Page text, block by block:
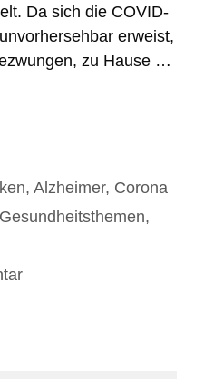
Da sich die COVID-
erweist,
zu Hause …
, Alzheimer, Corona
Gesundheitsthemen,